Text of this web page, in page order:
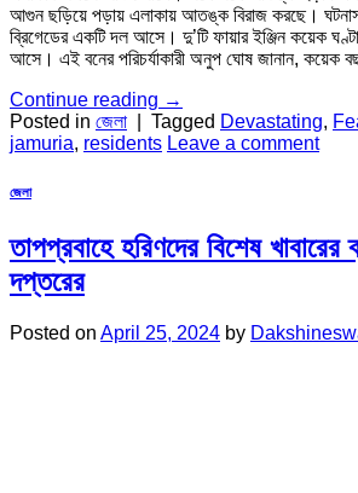
আগুন ছড়িয়ে পড়ায় এলাকায় আতঙ্ক বিরাজ করছে।
ব্রিগেডের একটি দল আসে। দু’টি ফায়ার ইঞ্জিন কয়েক
আসে। এই বনের পরিচর্যাকারী অনুপ ঘোষ জানান, কয়েক
Continue reading →
Posted in জেলা Tagged Devastating,
jamuria, residents Leave a comment
জেলা
তাপপ্রবাহে হরিণদের বিশেষ খাবারের
দপ্তরের
Posted on April 25, 2024 by